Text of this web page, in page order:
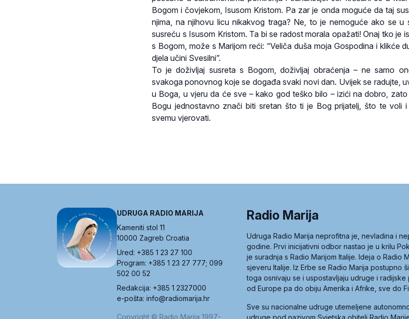
Bogom i čovjekom, Isusom Kristom. Pa zar je onda moguće da taj
njima, na njihovu licu nikakvog traga? Ne, to je nemoguće ako se u
susreću s Isusom Kristom. Ta bi se radost morala opažati! Onaj tko je
s Bogom, može s Marijom reći: “Veliča duša moja Gospodina i klikće
djela učini Svesilni”.
To je doživljaj susreta s Bogom, doživljaj obraćenja – ne samo
svakoga ponovnog koje se događa svaki novi dan. Uvijek se radujte,
u Boga, u vjeru da će sve – kako god teško bilo – izići na dobro,
Bogu jednostavno znači biti sretan što ti je Bog prijatelj, što te voli
svemu vjerovati.
UDRUGA RADIO MARIJA
Kameniti stol 11
10000 Zagreb Croatia
Ured: +385 1 23 27 100
Program: +385 1 23 27 777; 099
502 00 52
Redakcija: +385 1 2327000
e-pošta: info@radiomarija.hr
Copyright © Radio Marija 1997-
Radio Marija
Udruga Radio Marija neprofitna je, nevladina i
godine. Prvi inicijativni odbor nastao je u krilu
je suradnja s Radio Marijom Italije. Ideja o Radio
sjeveru Italije. Iz Erbe se Radio Marija postupno
toga osnivaju se i uspostavljaju udruge i
od Europe pa do obiju Amerika i Afrike, sve do
Sve su nacionalne udruge utemeljene